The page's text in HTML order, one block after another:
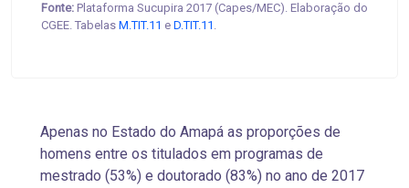
Fonte: Plataforma Sucupira 2017 (Capes/MEC). Elaboração do
CGEE. Tabelas M.TIT.11 e D.TIT.11 .
Apenas no Estado do Amapá as proporções de
homens entre os titulados em programas de
mestrado (53%) e doutorado (83%) no ano de 2017